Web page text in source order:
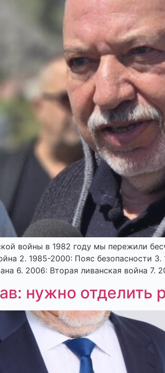
войны в 1982 году мы пережили
2.⁠ ⁠1985-2000: Пояс безопасности
6.⁠ ⁠2006: Вторая ливанская война
нужно отделить